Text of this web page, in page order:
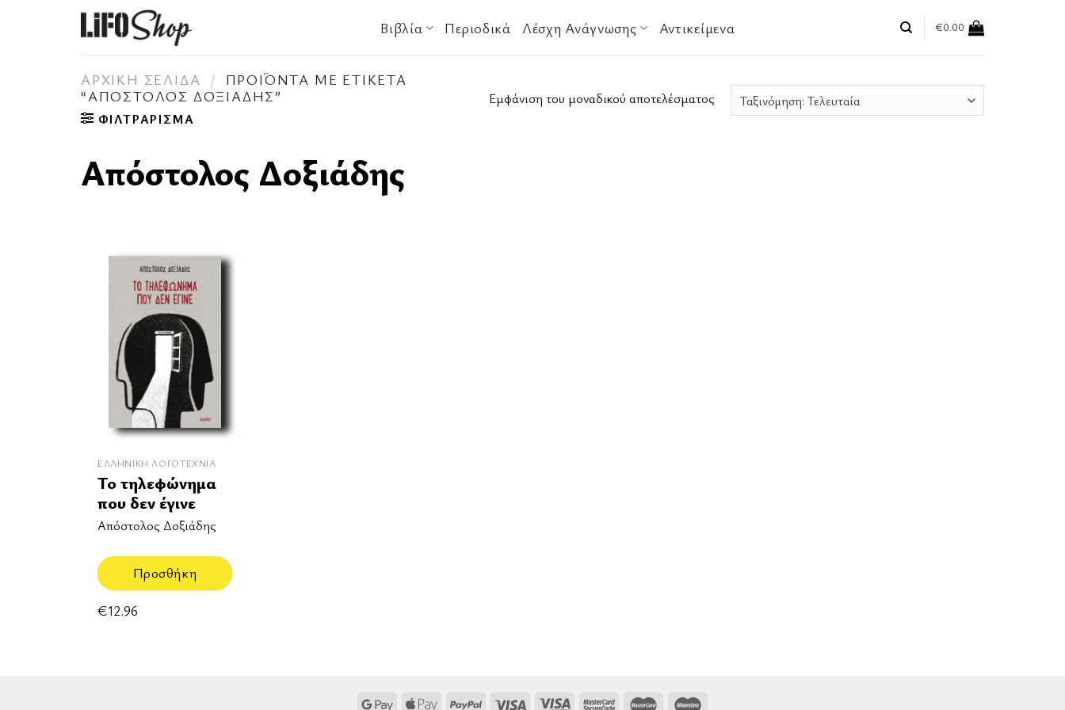
Βιβλία Περιοδικά Λέσχη Ανάγνωσης Αντικείμενα €0.00
ΑΡΧΙΚΉ ΣΕΛΊΔΑ /
ΠΡΟΪΌΝΤΑ ΜΕ ΕΤΙΚΈΤΑ
“ΑΠΌΣΤΟΛΟΣ ΔΟΞΙΆΔΗΣ”
ΦΙΛΤΡΆΡΙΣΜΑ
Εμφάνιση του μοναδικού αποτελέσματος
Απόστολος Δοξιάδης
ΕΛΛΗΝΙΚΉ ΛΟΓΟΤΕΧΝΊΑ
Το τηλεφώνημα
που δεν έγινε
Απόστολος Δοξιάδης
Προσθήκη
€12.96